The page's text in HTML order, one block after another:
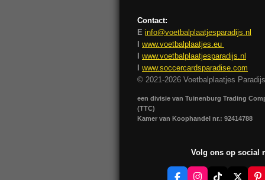
Contact:
E info@voetbalplaatjesparadijs.nl
I www.voetbalplaatjes.eu
I www.voetbalplaatjesparadijs.nl
I www.soccercardsparadise.com
© 2021-2026 Voetbalplaatjes Paradijs
een divisie van Tuinenburg Trading
(TTC)
Kamer van Koophandel nr.: 92414788
Volg ons op social